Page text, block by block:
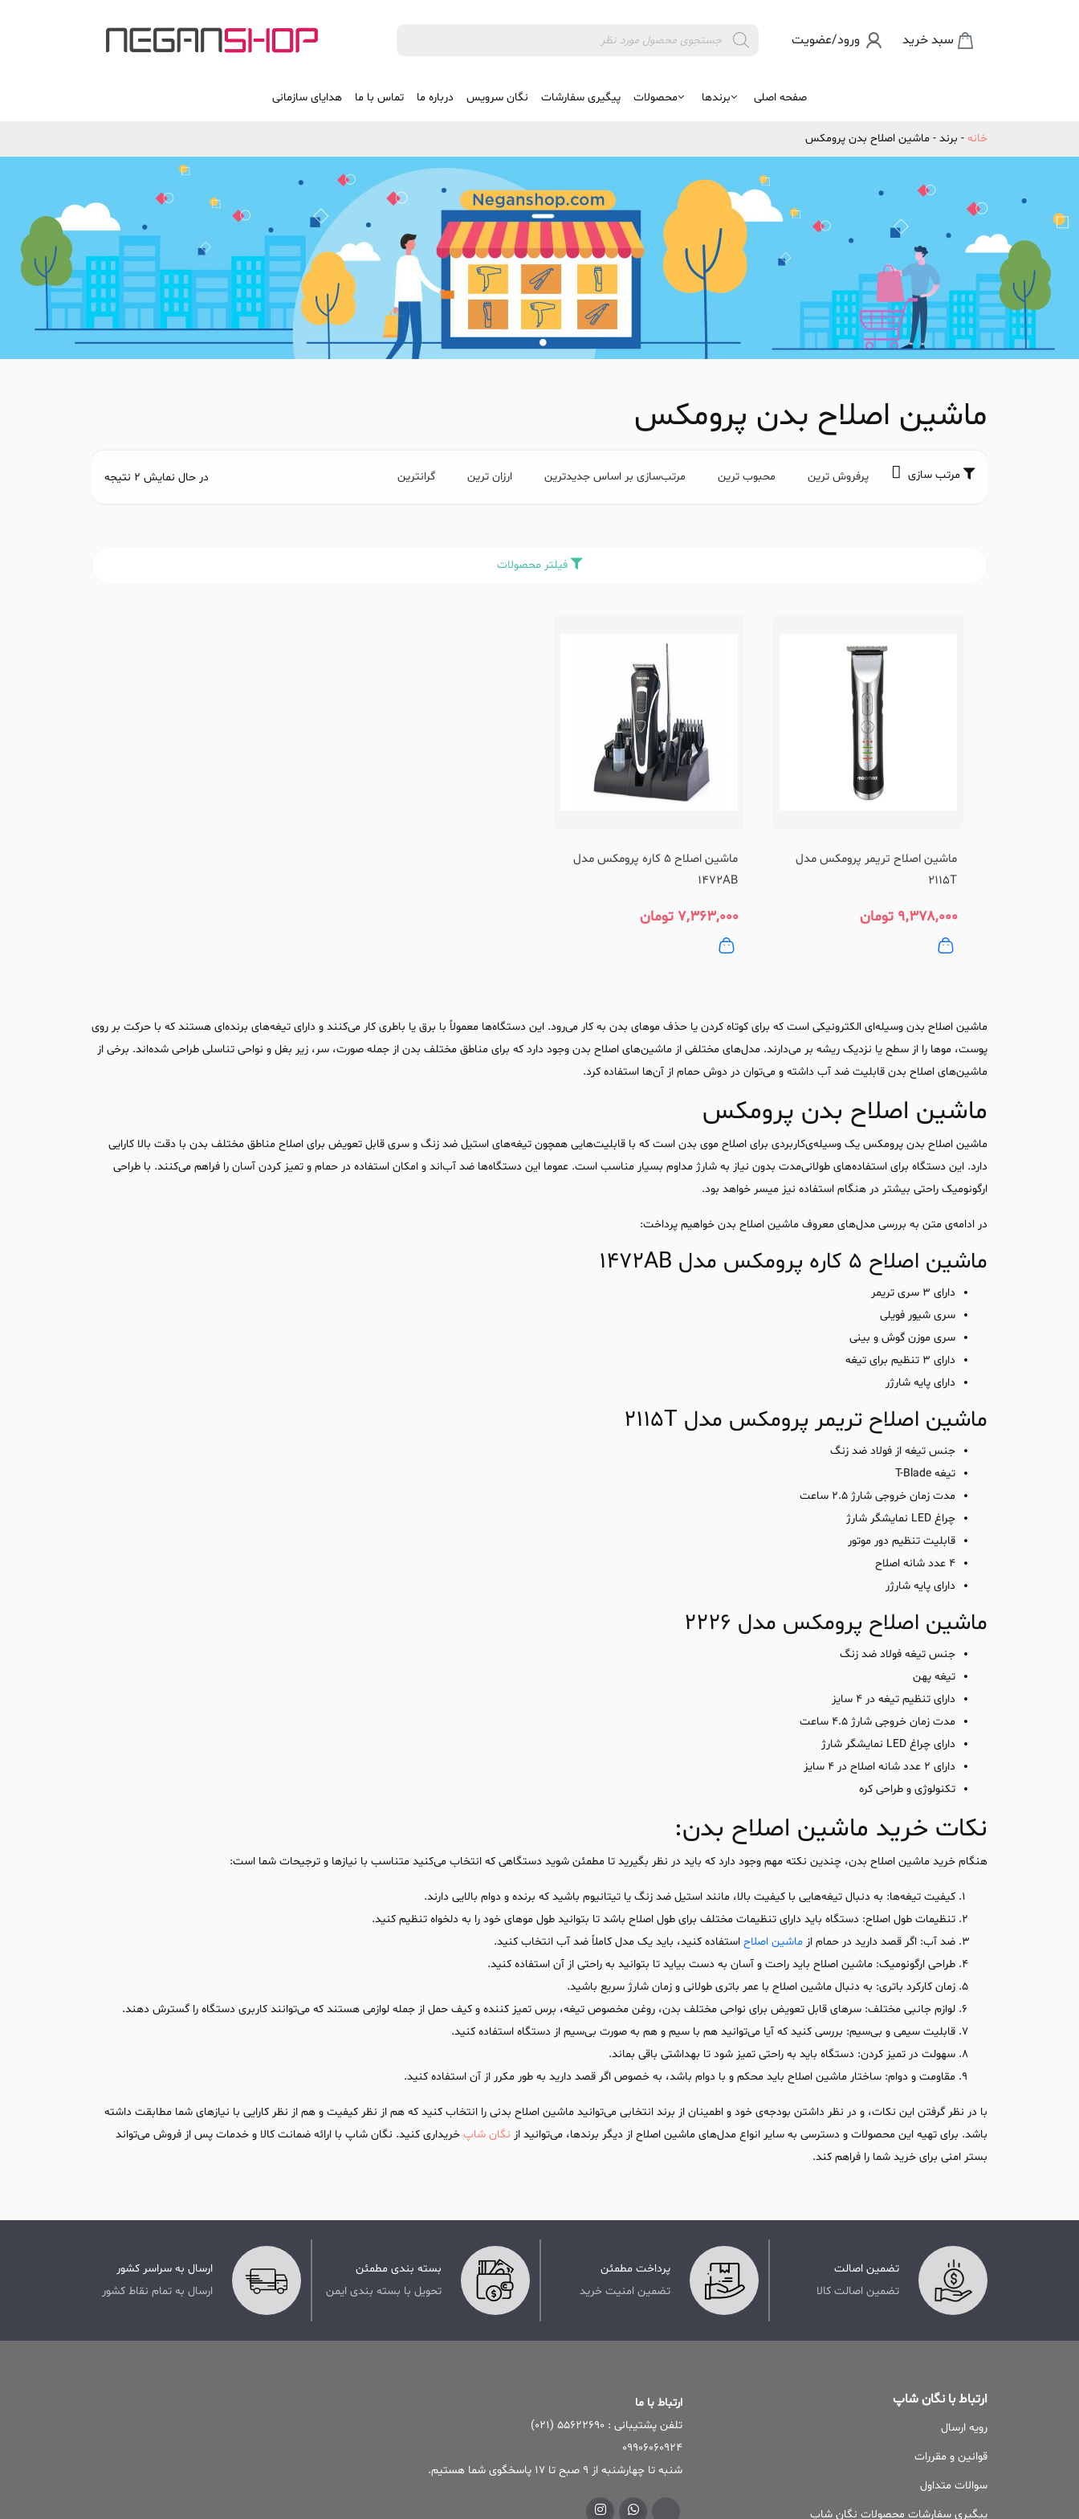
 سبد خرید ورود/عضویت
Products
search
صفحه اصلی برندها محصولات پیگیری سفارشات نگان سرویس درباره ما تماس با ما هدایای سازمانی
خانه - برند - ماشین اصلاح بدن پرومکس
ماشین اصلاح بدن پرومکس
در حال نمایش 2 نتیجه مرتب سازی پرفروش ترین محبوب ترین مرتب‌سازی بر اساس جدیدترین ارزان ترین گرانترین
فیلتر محصولات
ماشین اصلاح تریمر پرومکس مدل
2115T
۹,۳۷۸,۰۰۰ تومان
ماشین اصلاح 5 کاره پرومکس مدل
1472AB
۷,۳۶۳,۰۰۰ تومان
ماشین اصلاح بدن وسیله‌ای الکترونیکی است که برای کوتاه کردن یا حذف موهای بدن به کار می‌رود. این دستگاه‌ها معمولاً با برق یا باطری کار می‌کنند و دارای تیغه‌های برنده‌ای هستند که با حرکت بر روی
پوست، موها را از سطح یا نزدیک ریشه بر می‌دارند. مدل‌های مختلفی از ماشین‌های اصلاح بدن وجود دارد که برای مناطق مختلف بدن از جمله صورت، سر، زیر بغل و نواحی تناسلی طراحی شده‌اند. برخی از
ماشین‌های اصلاح بدن قابلیت ضد آب داشته و می‌توان در دوش حمام از آن‌ها استفاده کرد.
ماشین اصلاح بدن پرومکس
ماشین اصلاح بدن پرومکس یک وسیله‌ی‌کاربردی برای اصلاح موی بدن است که با قابلیت‌هایی همچون تیغه‌های استیل ضد زنگ و سری قابل تعویض برای اصلاح مناطق مختلف بدن با دقت بالا کارایی
دارد. این دستگاه برای استفاده‌های طولانی‌مدت بدون نیاز به شارژ مداوم بسیار مناسب است. عموما این دستگاه‌ها ضد آب‌اند و امکان استفاده در حمام و تمیز کردن آسان را فراهم می‌کنند. با طراحی
ارگونومیک راحتی بیشتر در هنگام استفاده نیز میسر خواهد بود.
در ادامه‌ی متن به بررسی مدل‌های معروف ماشین اصلاح بدن خواهیم پرداخت:
ماشین اصلاح 5 کاره پرومکس مدل 1472AB
دارای 3 سری تریمر
سری شیور فویلی
سری موزن گوش و بینی
دارای 3 تنظیم برای تیغه
دارای پایه شارژر
ماشین اصلاح تریمر پرومکس مدل 2115T
جنس تیغه از فولاد ضد زنگ
تیغه T-Blade
مدت زمان خروجی شارژ 2.5 ساعت
چراغ LED نمایشگر شارژ
قابلیت تنظیم دور موتور
4 عدد شانه اصلاح
دارای پایه شارژر
ماشین اصلاح پرومکس مدل 2226
جنس تیغه فولاد ضد زنگ
تیغه پهن
دارای تنظیم تیغه در 4 سایز
مدت زمان خروجی شارژ 4.5 ساعت
دارای چراغ LED نمایشگر شارژ
دارای 2 عدد شانه اصلاح در 4 سایز
تکنولوژی و طراحی کره
نکات خرید ماشین اصلاح بدن:
هنگام خرید ماشین اصلاح بدن، چندین نکته مهم وجود دارد که باید در نظر بگیرید تا مطمئن شوید دستگاهی که انتخاب می‌کنید متناسب با نیازها و ترجیحات شما است:
کیفیت تیغه‌ها: به دنبال تیغه‌هایی با کیفیت بالا، مانند استیل ضد زنگ یا تیتانیوم باشید که برنده و دوام بالایی دارند.
تنظیمات طول اصلاح: دستگاه باید دارای تنظیمات مختلف برای طول اصلاح باشد تا بتوانید طول موهای خود را به دلخواه تنظیم کنید.
ضد آب: اگر قصد دارید در حمام از ماشین اصلاح استفاده کنید، باید یک مدل کاملاً ضد آب انتخاب کنید.
طراحی ارگونومیک: ماشین اصلاح باید راحت و آسان به دست بیاید تا بتوانید به راحتی از آن استفاده کنید.
زمان کارکرد باتری: به دنبال ماشین اصلاح با عمر باتری طولانی و زمان شارژ سریع باشید.
لوازم جانبی مختلف: سرهای قابل تعویض برای نواحی مختلف بدن، روغن مخصوص تیغه، برس تمیز کننده و کیف حمل از جمله لوازمی هستند که می‌توانند کاربری دستگاه را گسترش دهند.
قابلیت سیمی و بی‌سیم: بررسی کنید که آیا می‌توانید هم با سیم و هم به صورت بی‌سیم از دستگاه استفاده کنید.
سهولت در تمیز کردن: دستگاه باید به راحتی تمیز شود تا بهداشتی باقی بماند.
مقاومت و دوام: ساختار ماشین اصلاح باید محکم و با دوام باشد، به خصوص اگر قصد دارید به طور مکرر از آن استفاده کنید.
با در نظر گرفتن این نکات، و در نظر داشتن بودجه‌ی خود و اطمینان از برند انتخابی می‌توانید ماشین اصلاح بدنی را انتخاب کنید که هم از نظر کیفیت و هم از نظر کارایی با نیازهای شما مطابقت داشته
باشد. برای تهیه این محصولات و دسترسی به سایر انواع مدل‌های ماشین اصلاح از دیگر برندها، می‌توانید از نگان شاپ خریداری کنید. نگان شاپ با ارائه ضمانت کالا و خدمات پس از فروش می‌تواند
بستر امنی برای خرید شما را فراهم کند.
تضمین اصالت
تضمین اصالت کالا
پرداخت مطمئن
تضمین امنیت خرید
بسته بندی مطمئن
تحویل با بسته بندی ایمن
ارسال به سراسر کشور
ارسال به تمام نقاط کشور
ارتباط با نگان شاپ
رویه ارسال
قوانین و مقررات
سوالات متداول
پیگیری سفارشات محصولات نگان شاپ
ارتباط با ما
تلفن پشتیبانی : ۵۵۶۲۲۶۹۰ (۰۲۱)
09906060924
شنبه تا چهارشنبه از 9 صبح تا 17 پاسخگوی شما هستیم.